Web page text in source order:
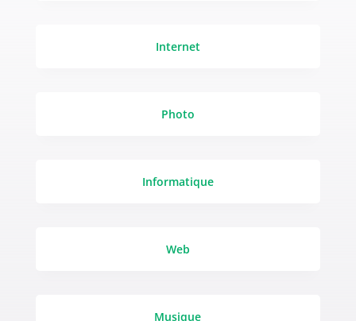
Internet
Photo
Informatique
Web
Musique